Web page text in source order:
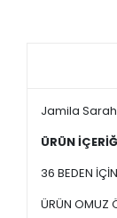
Jamila
ÜRÜN
36 BEDEN İÇİN
ÜRÜN OMUZ